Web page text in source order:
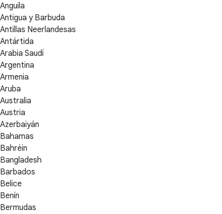
Anguila
Antigua y Barbuda
Antillas Neerlandesas
Antártida
Arabia Saudí
Argentina
Armenia
Aruba
Australia
Austria
Azerbaiyán
Bahamas
Bahréin
Bangladesh
Barbados
Belice
Benín
Bermudas